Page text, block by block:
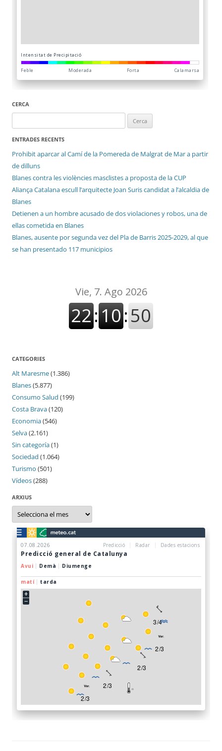
CERCA
ENTRADES RECENTS
Prohibit aparcar al Camí de la Pomereda de Malgrat de Mar a partir
de dilluns
Blanes contra les violències masclistes a proposta de la CUP
Aliança Catalana escull l’arquitecte Joan Suris candidat a l’alcaldia de
Blanes
Detienen a un hombre acusado de dos violaciones y robos, una de
ellas cometida en Blanes
Blanes, ausente por segunda vez del Pla de Barris 2025-2029, al que
se han presentado 117 municipios
CATEGORIES
Alt Maresme(1.386)
Blanes(5.877)
Consumo Salud (199)
Costa Brava(120)
Economia(546)
Selva(2.161)
Sin categoría(1)
Sociedad (1.064)
Turismo (501)
Vídeos(288)
ARXIUS
Arxius